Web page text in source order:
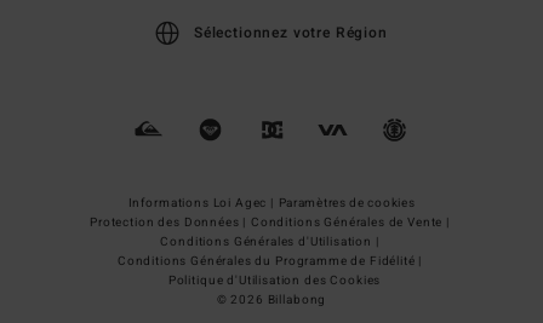
Sélectionnez votre Région
Informations Loi Agec | Paramètres de cookies
Protection des Données | Conditions Générales de Vente |
Conditions Générales d'Utilisation |
Conditions Générales du Programme de Fidélité |
Politique d'Utilisation des Cookies
© 2026 Billabong